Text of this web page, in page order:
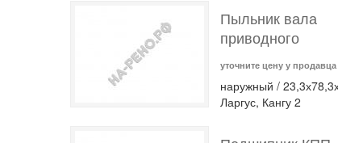
Пыльник вала
приводного
уточните цену у продавца
наружный /
Ларгус, Кангу 2